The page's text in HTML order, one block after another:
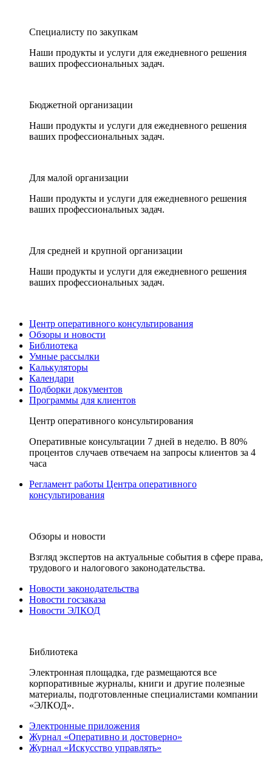
Специалисту по закупкам
Наши продукты и услуги для ежедневного решения
ваших профессиональных задач.
Бюджетной организации
Наши продукты и услуги для ежедневного решения
ваших профессиональных задач.
Для малой организации
Наши продукты и услуги для ежедневного решения
ваших профессиональных задач.
Для средней и крупной организации
Наши продукты и услуги для ежедневного решения
ваших профессиональных задач.
Центр оперативного консультирования
Обзоры и новости
Библиотека
Умные рассылки
Калькуляторы
Календари
Подборки документов
Программы для клиентов
Центр оперативного консультирования
Оперативные консультации 7 дней в неделю. В 80%
процентов случаев отвечаем на запросы клиентов за 4
часа
Регламент работы Центра оперативного
консультирования
Обзоры и новости
Взгляд экспертов на актуальные события в сфере права,
трудового и налогового законодательства.
Новости законодательства
Новости госзаказа
Новости ЭЛКОД
Библиотека
Электронная площадка, где размещаются все
корпоративные журналы, книги и другие полезные
материалы, подготовленные специалистами компании
«ЭЛКОД».
Электронные приложения
Журнал «Оперативно и достоверно»
Журнал «Искусство управлять»